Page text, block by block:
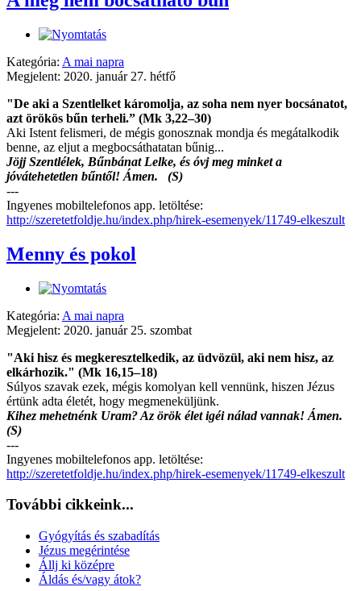
Kategória: A mai napra
Megjelent: 2020. január 27. hétfő
"De aki a Szentlelket káromolja, az soha nem nyer bocsánatot,
azt örökös bűn terheli.” (Mk 3,22–30)
Aki Istent felismeri, de mégis gonosznak mondja és megátalkodik
benne, az eljut a megbocsáthatatan bűnig...
Jöjj Szentlélek, Bűnbánat Lelke, és óvj meg minket a
jóvátehetetlen bűntől! Ámen. (S)
---
Ingyenes mobiltelefonos app. letöltése:
http://szeretetfoldje.hu/index.php/hirek-esemenyek/11749-elkeszult
Menny és pokol
Kategória: A mai napra
Megjelent: 2020. január 25. szombat
"Aki hisz és megkeresztelkedik, az üdvözül, aki nem hisz, az
elkárhozik." (Mk 16,15–18)
Súlyos szavak ezek, mégis komolyan kell vennünk, hiszen Jézus
értünk adta életét, hogy megmeneküljünk.
Kihez mehetnénk Uram? Az örök élet igéi nálad vannak! Ámen.
(S)
---
Ingyenes mobiltelefonos app. letöltése:
http://szeretetfoldje.hu/index.php/hirek-esemenyek/11749-elkeszult
További cikkeink...
Gyógyítás és szabadítás
Jézus megérintése
Állj ki középre
Áldás és/vagy átok?